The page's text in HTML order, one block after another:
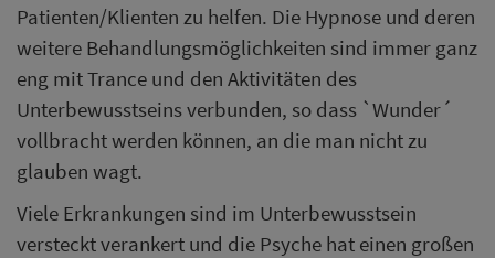
Patienten/Klienten zu helfen. Die Hypnose und deren
weitere Behandlungsmöglichkeiten sind immer ganz
eng mit Trance und den Aktivitäten des
Unterbewusstseins verbunden, so dass `Wunder´
vollbracht werden können, an die man nicht zu
glauben wagt.
Viele Erkrankungen sind im Unterbewusstsein
versteckt verankert und die Psyche hat einen großen